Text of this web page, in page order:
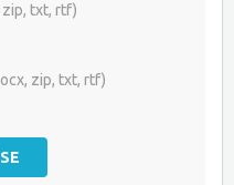
zip, txt, rtf)
zip, txt, rtf)